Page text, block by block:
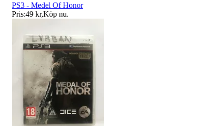
PS3 - Medel Of Honor
Pris:49 kr,Köp nu.